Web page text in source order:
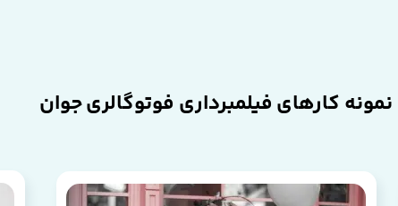
نمونه کارهای فیلمبرداری فوتوگالری جوان